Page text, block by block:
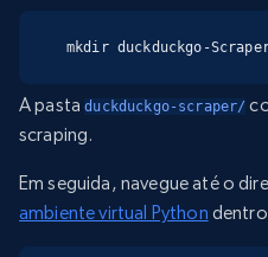
mkdir duckduckgo-
A pastaduckduckgo-scraper/
scraping.
Em seguida, navegue até o
ambiente virtual Python